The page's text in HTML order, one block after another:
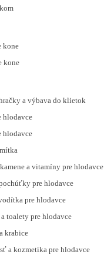
kone
kone
a výbava do klietok
hlodavce
hlodavce
a vitamíny pre hlodavce
pre hlodavce
pre hlodavce
toalety pre hlodavce
krabice
a kozmetika pre hlodavce